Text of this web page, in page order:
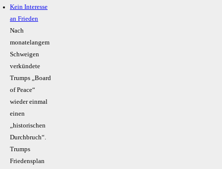
Kein Inte­resse
an Frieden
Nach
monatelangem
Schweigen
verkündete
Trumps „Board
of Peace“
wieder einmal
einen
„historischen
Durchbruch“.
Trumps
Friedensplan